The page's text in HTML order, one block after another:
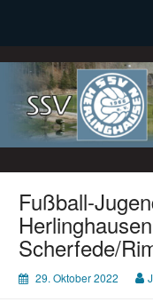
SSV
Fußball-
Scherfede/
29. Oktober 2022